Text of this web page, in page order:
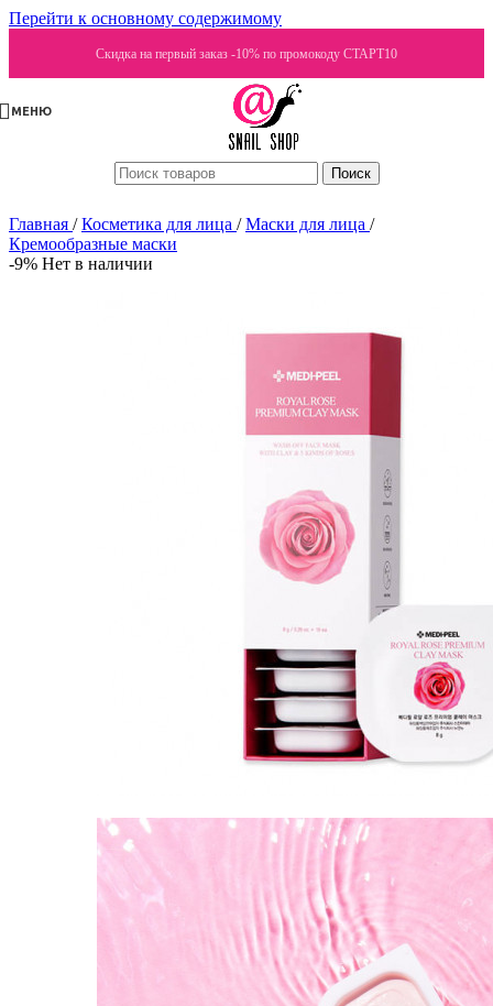
Перейти к основному содержимому
Скидка на первый заказ -10% по промокоду СТАРТ10
МЕНЮ
Поиск
Главная / Косметика для лица / Маски для лица /
Кремообразные маски
-9% Нет в наличии